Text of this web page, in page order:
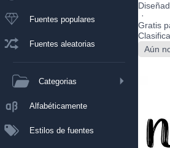
Fuentes populares
Fuentes aleatorias
Categorias
Alfabéticamente
Estilos de fuentes
Gratis
Aún